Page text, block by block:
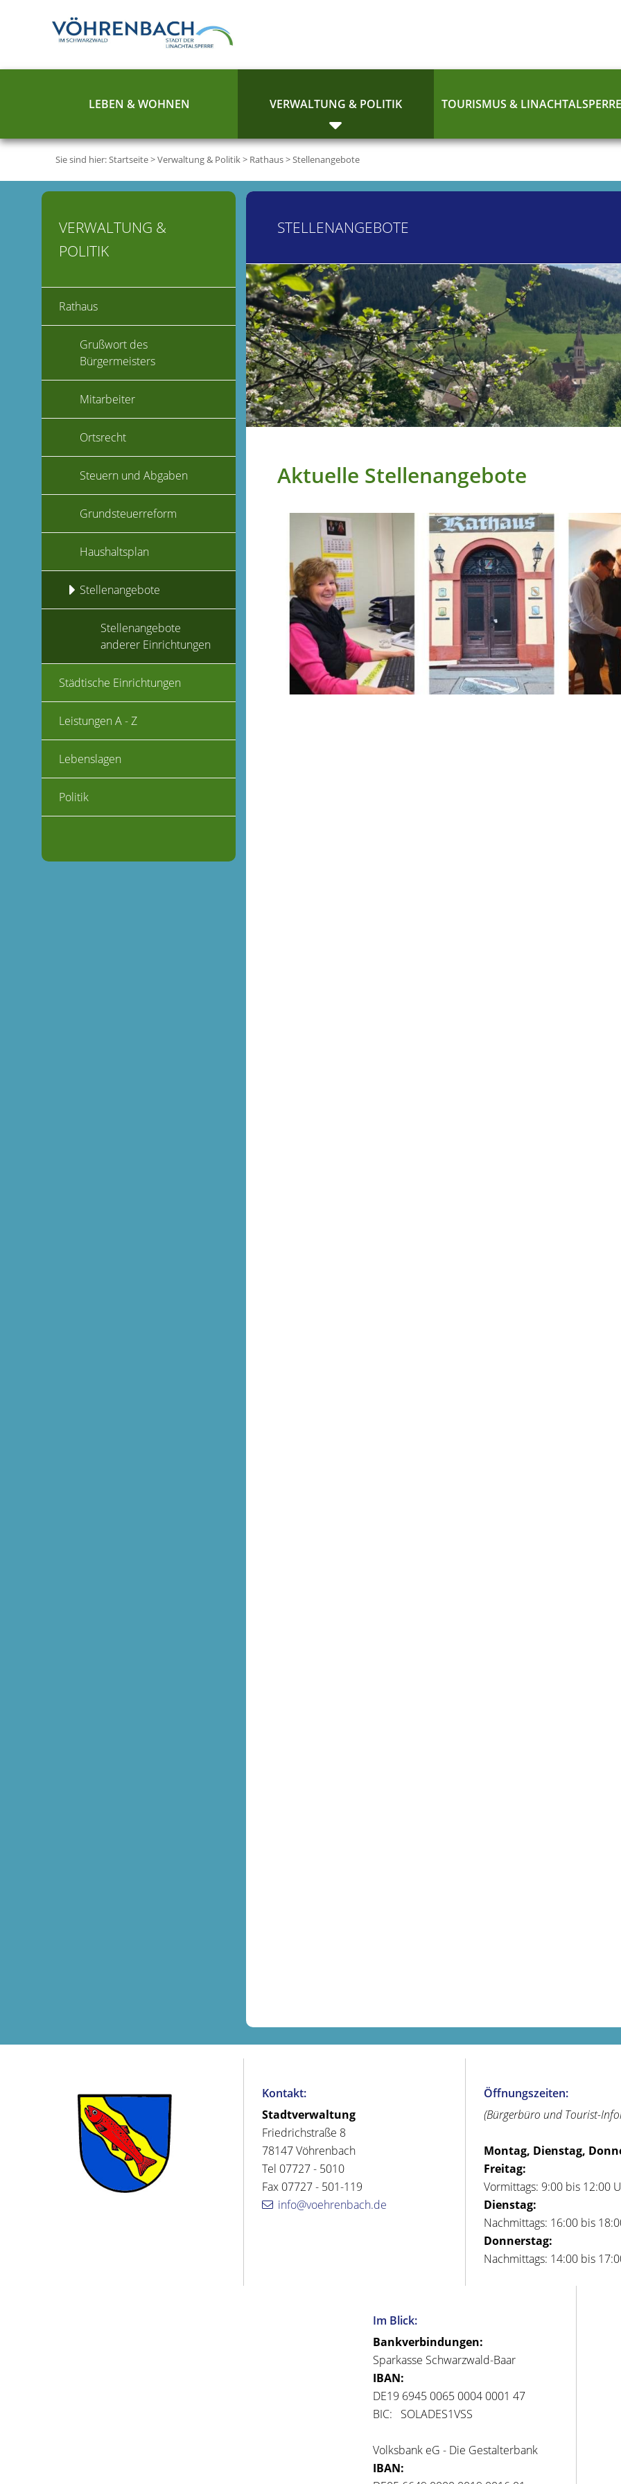
LEBEN & WOHNEN VERWALTUNG & POLITIK TOURISMUS & LINACHTALSPERRE
Sie sind hier:Startseite>Verwaltung & Politik> Rathaus>Stellenangebote
STELLENANGEBOTE
Aktuelle Stellenangebote
VERWALTUNG &
POLITIK
Rathaus
Grußwort des
Bürgermeisters
Mitarbeiter
Ortsrecht
Steuern und Abgaben
Grundsteuerreform
Haushaltsplan
Stellenangebote
Stellenangebote
anderer Einrichtungen
Städtische Einrichtungen
Leistungen A - Z
Lebenslagen
Politik
Kontakt:
Stadtverwaltung
Friedrichstraße 8
78147 Vöhrenbach
Tel 07727 - 5010
Fax 07727 - 501-119
info@voehrenbach.de
Öffnungszeiten:
(Bürgerbüro und Tourist-
Montag, Dienstag,
Freitag:
Vormittags: 9:00 bis 12:00
Dienstag:
Nachmittags: 16:00 bis
Donnerstag:
Nachmittags: 14:00 bis
Im Blick:
Bankverbindungen:
Sparkasse Schwarzwald-Baar
IBAN:
DE19 6945 0065 0004 0001 47
BIC: SOLADES1VSS
Volksbank eG - Die Gestalterbank
IBAN: